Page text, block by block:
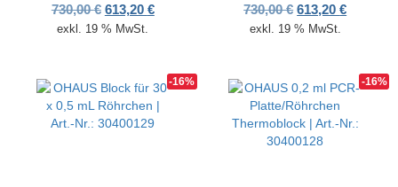
730,00€ Ursprünglicher Preis war: 730,00 €
613,20 €Aktueller Preis ist: 613,20 €.
exkl. 19 % MwSt.
730,00€ Ursprünglicher
613,20€
exkl. 19 % MwSt.
-16% -16%